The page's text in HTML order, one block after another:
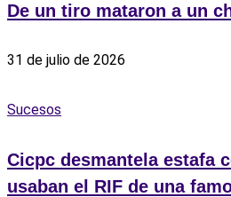
De un tiro mataron a un
31 de julio de 2026
Sucesos
Cicpc desmantela estafa
usaban el RIF de una